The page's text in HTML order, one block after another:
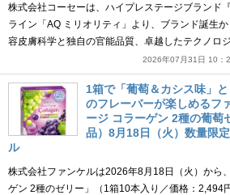
株式会社コーセーは、ハイプレステージブランド
ライン「AQ ミリオリティ」より、ブランド誕生
容皮膚科学と独自の官能品質、卓越したテクノロ
2026年07月31日 10：
1箱で「葡萄＆カシス味」
のフレーバーが楽しめるフ
ージ コラーゲン 2種の葡萄
品）8月18日（火）数量限
ル
株式会社ファンケルは2026年8月18日（火）から
ゲン 2種のゼリー」（1箱10本入り／価格：2,494